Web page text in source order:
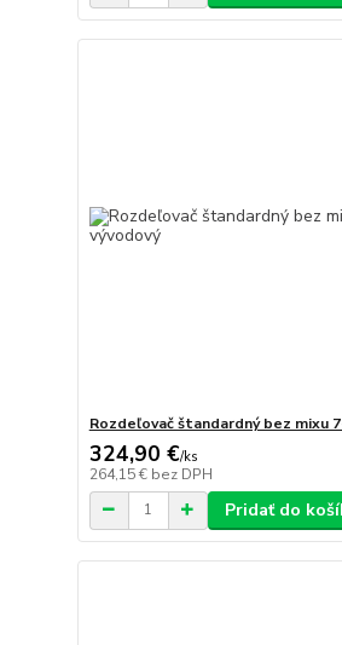
Rozdeľovač štandardný bez mixu
324,90 €/ks
264,15 € bez DPH
Pridať do